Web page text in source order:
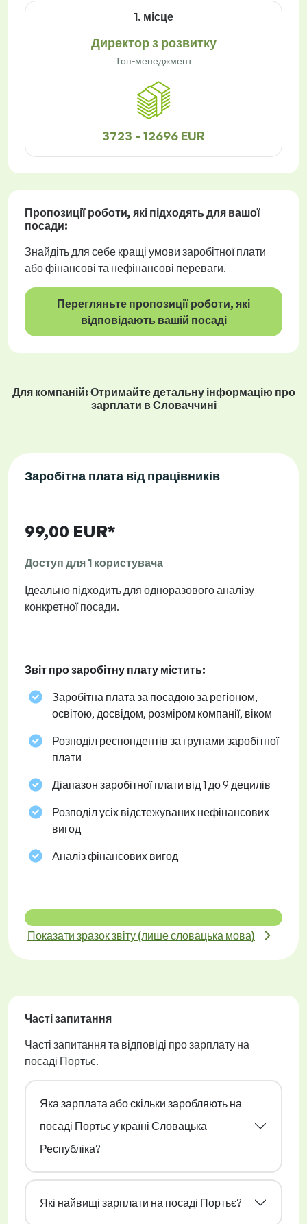
1. місце
Директор з розвитку
Топ-менеджмент
3723 - 12696 EUR
Пропозиції роботи, які підходять для вашої
посади:
Знайдіть для себе кращі умови заробітної плати
або фінансові та нефінансові переваги.
Перегляньте пропозиції роботи, які
відповідають вашій посаді
Для компаній: Отримайте детальну інформацію про
зарплати в Словаччині
Заробітна плата від працівників
99,00 EUR*
Доступ для 1 користувача
Ідеально підходить для одноразового аналізу
конкретної посади.
Звіт про заробітну плату містить:
Заробітна плата за посадою за регіоном,
освітою, досвідом, розміром компанії, віком
Розподіл респондентів за групами заробітної
плати
Діапазон заробітної плати від 1 до 9 децилів
Розподіл усіх відстежуваних нефінансових
вигод
Аналіз фінансових вигод
Показати зразок звіту (лише словацька мова)
Часті запитання
Часті запитання та відповіді про зарплату на
посаді Портьє.
Яка зарплата або скільки заробляють на
посаді Портьє у країні Словацька
Республіка?
Які найвищі зарплати на посаді Портьє?